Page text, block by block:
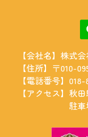
【会社名】 株式
【住所】 〒010-
【電話番号】 018-
【アクセス】 秋田
駐車